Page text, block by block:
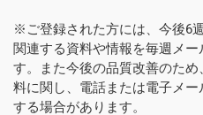
※ご登録された方には、今後6
関連する資料や情報を毎週メ
す。また今後の品質改善のた
料に関し、電話または電子メ
する場合があります。